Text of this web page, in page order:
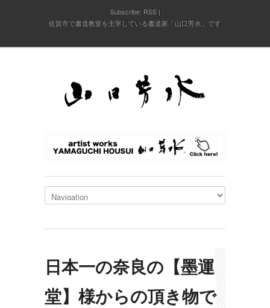
Subscribe: RSS
佐賀市で書道教室を主宰している書道家「山口芳水」です
日本一の奈良の【墨運
堂】様からの頂き物で